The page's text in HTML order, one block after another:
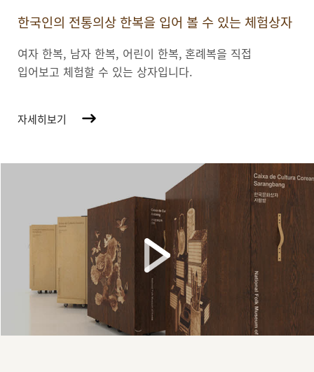
한국인의 전통의상 한복을 입어 볼 수 있는 체험상자
여자 한복, 남자 한복, 어린이 한복, 혼례복을 직접
입어보고 체험할 수 있는 상자입니다.
자세히보기